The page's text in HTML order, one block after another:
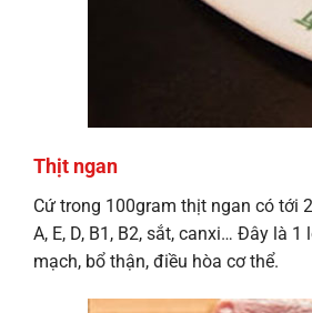
Thịt ngan
Cứ trong 100gram thịt ngan có tới
A, E, D, B1, B2, sắt, canxi… Đây là
mạch, bổ thận, điều hòa cơ thể.